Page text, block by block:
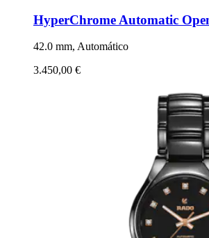
HyperChrome Automatic
42.0 mm, Automático
3.450,00 €